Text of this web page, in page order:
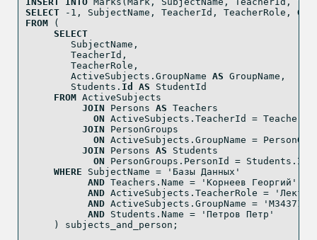
SELECT
- 1 , SubjectName, TeacherId, TeacherRole,
FROM (
SELECT
        SubjectName,
        TeacherId,
        TeacherRole,
        ActiveSubjects.GroupName
AS GroupName,
        Students.
Id AS StudentId
FROM ActiveSubjects
JOIN Persons AS Teachers
ON ActiveSubjects.TeacherId = Teachers.
JOIN PersonGroups
ON ActiveSubjects.GroupName =
JOIN Persons AS Students
ON PersonGroups.PersonId = Students. Id
WHERE SubjectName =
'Базы Данных'
AND Teachers.Name =
'Корнеев Георгий'
AND ActiveSubjects.TeacherRole =
AND ActiveSubjects.GroupName =
'M34371'
AND Students.Name =
'Петров Петр'
     ) subjects_and_person;